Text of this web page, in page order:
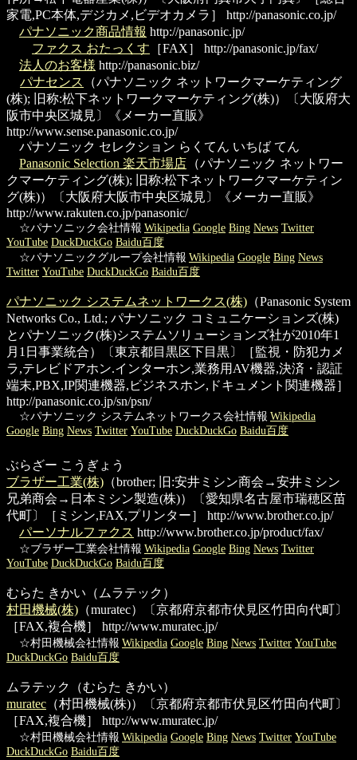
家電,PC本体,デジカメ,ビデオカメラ］
http://panasonic.co.jp/
パナソニック商品情報 http://panasonic.jp/
ファクス おたっくす ［FAX］
http://panasonic.jp/fax/
法人のお客様 http://panasonic.biz/
パナセンス
（パナソニック ネットワークマーケティング
(株); 旧称:松下ネットワークマーケティング(株)）〔大阪府大
阪市中央区城見〕《メーカー直販》
http://www.sense.panasonic.co.jp/
パナソニック セレクション らくてん いちば てん
Panasonic Selection 楽天市場店 （パナソニック ネットワー
クマーケティング(株); 旧称:松下ネットワークマーケティン
グ(株)）〔大阪府大阪市中央区城見〕《メーカー直販》
http://www.rakuten.co.jp/panasonic/
☆パナソニック会社情報 Wikipedia Google Bing News Twitter
YouTube DuckDuckGo Baidu百度
☆パナソニックグループ会社情報 Wikipedia Google Bing News
Twitter YouTube DuckDuckGo Baidu百度
パナソニック システムネットワークス(株) （Panasonic System
Networks Co., Ltd.; パナソニック コミュニケーションズ(株)
とパナソニック(株)システムソリューションズ社が2010年1
月1日事業統合）〔東京都目黒区下目黒〕［監視・防犯カメ
ラ,テレビドアホン.インターホン,業務用AV機器,決済・認証
端末,PBX,IP関連機器,ビジネスホン,ドキュメント関連機器］
http://panasonic.co.jp/sn/psn/
☆パナソニック システムネットワークス会社情報 Wikipedia
Google Bing News Twitter YouTube DuckDuckGo Baidu百度
ぶらざー こうぎょう
ブラザー工業(株) （brother; 旧:安井ミシン商会→安井ミシン
兄弟商会→日本ミシン製造(株)）〔愛知県名古屋市瑞穂区苗
代町〕［ミシン,FAX,プリンター］
http://www.brother.co.jp/
パーソナルファクス http://www.brother.co.jp/product/fax/
☆ブラザー工業会社情報 Wikipedia Google Bing News Twitter
YouTube DuckDuckGo Baidu百度
むらた きかい（ムラテック）
村田機械(株) （muratec）〔京都府京都市伏見区竹田向代町〕
［FAX,複合機］
http://www.muratec.jp/
☆村田機械会社情報 Wikipedia Google Bing News Twitter YouTube
DuckDuckGo Baidu百度
ムラテック（むらた きかい）
muratec （村田機械(株)）〔京都府京都市伏見区竹田向代町〕
［FAX,複合機］
http://www.muratec.jp/
☆村田機械会社情報 Wikipedia Google Bing News Twitter YouTube
DuckDuckGo Baidu百度